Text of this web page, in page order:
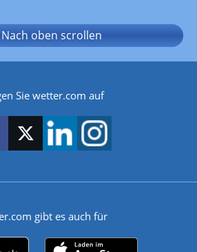
Nach oben scrollen
Sie wetter.com auf
gibt es auch für